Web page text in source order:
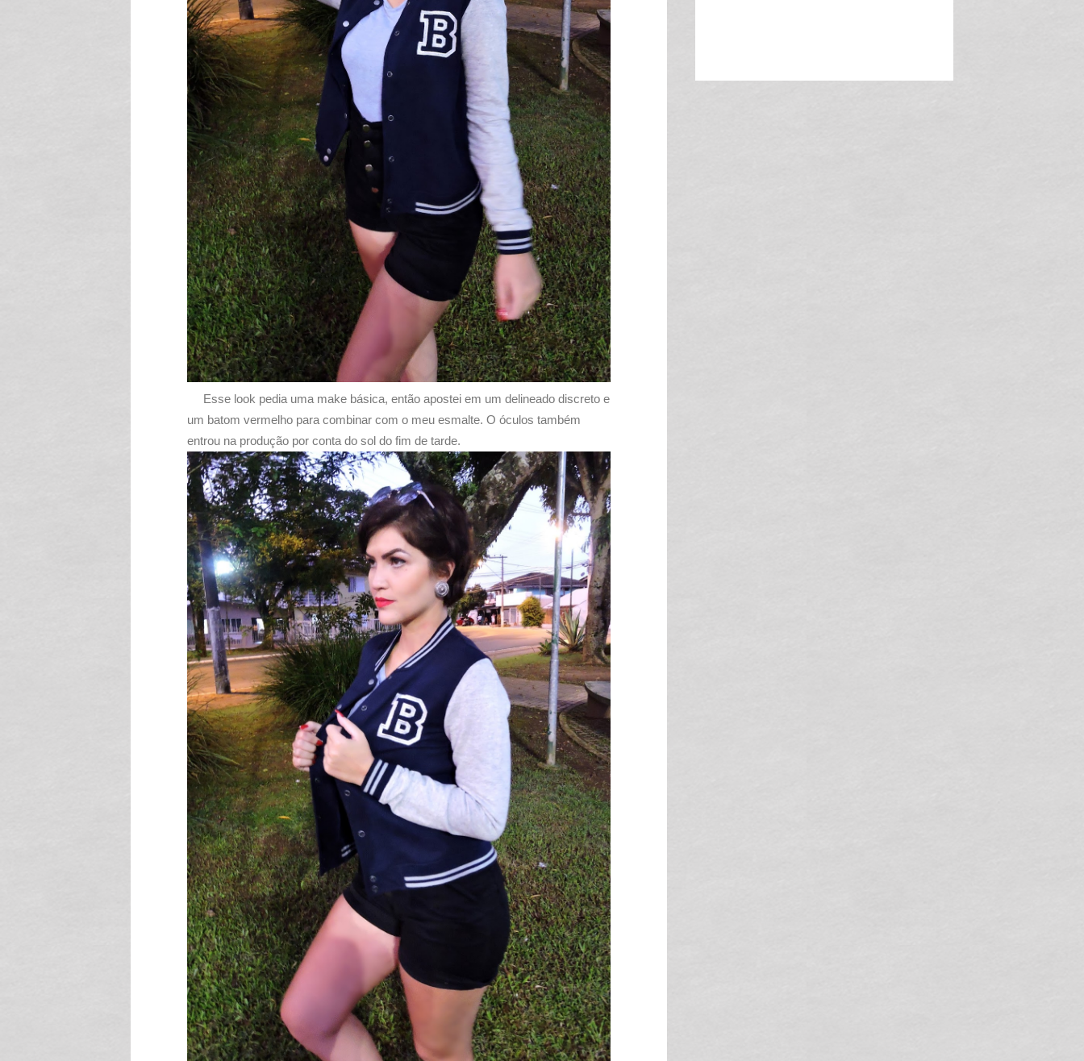
Esse look pedia uma make básica, então apostei em um delineado discreto e
um batom vermelho para combinar com o meu esmalte. O óculos também
entrou na produção por conta do sol do fim de tarde.